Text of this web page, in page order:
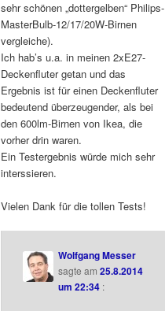
sehr schönen „dottergelben“ Philips-
MasterBulb-12/17/20W-Birnen
vergleiche).
Ich hab’s u.a. in meinen 2xE27-
Deckenfluter getan und das
Ergebnis ist für einen Deckenfluter
bedeutend überzeugender, als bei
den 600lm-Birnen von Ikea, die
vorher drin waren.
Ein Testergebnis würde mich sehr
interssieren.
Vielen Dank für die tollen Tests!
Wolfgang Messer
sagte am 25.8.2014
um 22:34 :